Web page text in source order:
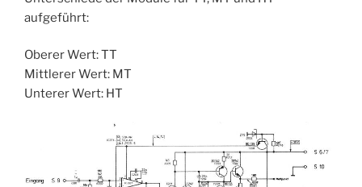
aufgeführt:
Oberer Wert: TT
Mittlerer Wert: MT
Unterer Wert: HT